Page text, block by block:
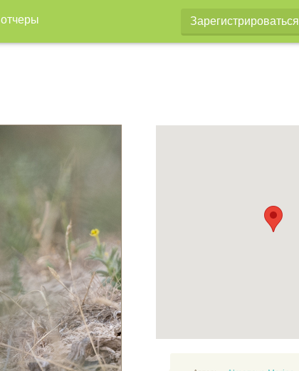
Зарегистрироваться